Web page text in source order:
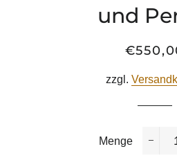
und
Normaler
zzgl.
Menge